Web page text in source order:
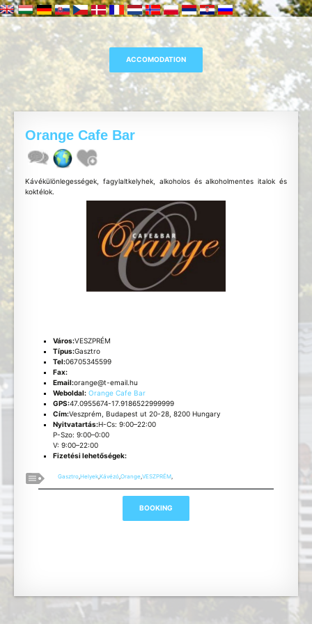
Orange Cafe Bar
Kávékülönlegességek, fagylaltkelyhek, alkoholos és alkoholmentes italok és
koktélok.
Város:VESZPRÉM
Típus:Gasztro
Tel:06705345599
Fax:
Email:orange@t-email.hu
Weboldal: Orange Cafe Bar
GPS:47.0955674-17.9186522999999
Cím:Veszprém, Budapest ut 20-28, 8200 Hungary
Nyitvatartás:H-Cs: 9:00–22:00
P-Szo: 9:00–0:00
V: 9:00–22:00
Fizetési lehetőségek:
Gasztro ,Helyek ,Kávézó ,Orange ,VESZPRÉM